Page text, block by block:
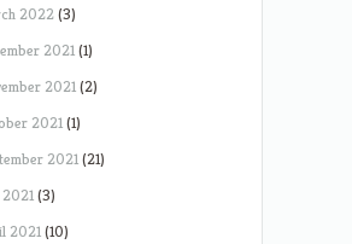
2022(3)
2021(1)
2021(2)
2021(1)
2021(21)
2021(3)
2021(10)